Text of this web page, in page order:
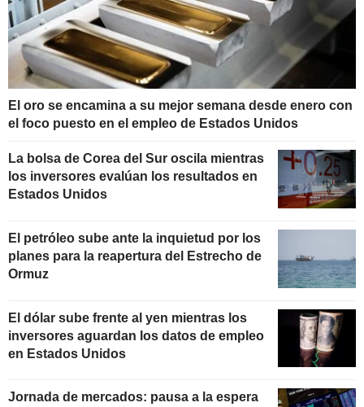
El oro se encamina a su mejor semana desde enero con
el foco puesto en el empleo de Estados Unidos
La bolsa de Corea del Sur oscila mientras
los inversores evalúan los resultados en
Estados Unidos
El petróleo sube ante la inquietud por los
planes para la reapertura del Estrecho de
Ormuz
El dólar sube frente al yen mientras los
inversores aguardan los datos de empleo
en Estados Unidos
Jornada de mercados: pausa a la espera